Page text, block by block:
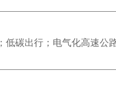
低碳出行；电气化高速公